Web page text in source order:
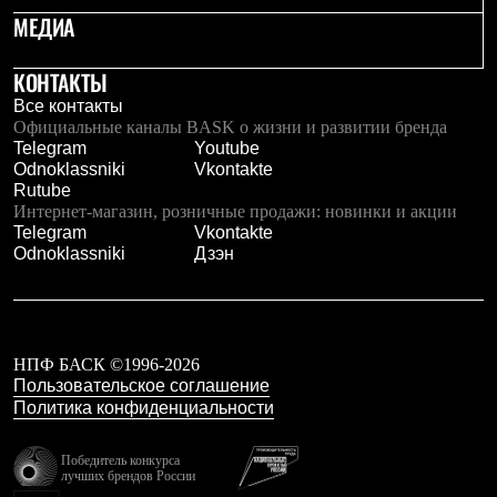
Рубашки
Футболки
Брюки
Термобелье
Теплое термобелье
Среднее термобелье
Легкое термобелье
Флисовая одежда
Куртки
Брюки
Детская одежда
Утепленная синтетикой
Комбинезоны
Куртки
Брюки
Футболки
Толстовки
МЕДИА
КОНТАКТЫ
Все контакты
Официальные каналы BASK о жизни и развитии бренда
Telegram
Youtube
Odnoklassniki
Vkontakte
Rutube
Интернет-магазин, розничные продажи: новинки и акции
Telegram
Vkontakte
Odnoklassniki
Дзэн
НПФ БАСК ©1996-2026
Пользовательское соглашение
Политика конфиденциальности
Победитель конкурса
лучших брендов России